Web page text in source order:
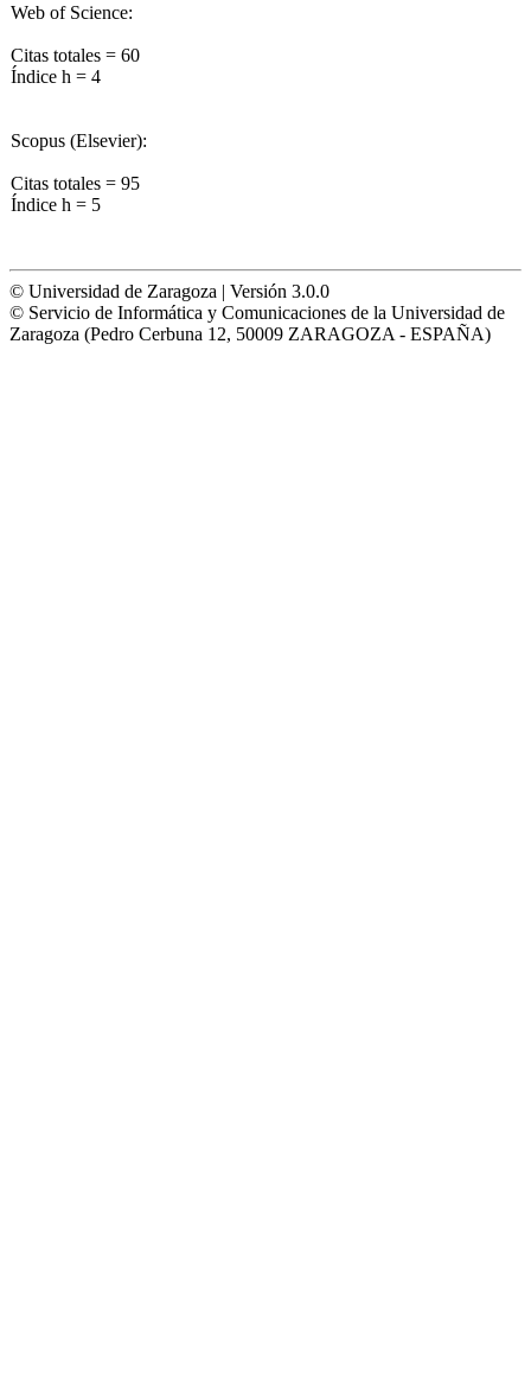
Web of Science:
Citas totales = 60
Índice h = 4
Scopus (Elsevier):
Citas totales = 95
Índice h = 5
© Universidad de Zaragoza | Versión 3.0.0
© Servicio de Informática y Comunicaciones de la Universidad de
Zaragoza (Pedro Cerbuna 12, 50009 ZARAGOZA - ESPAÑA)